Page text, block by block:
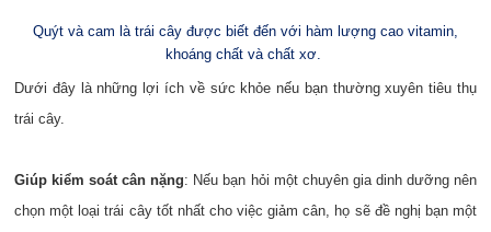
Quýt và cam là trái cây được biết đến với hàm lượng cao vitamin,
khoáng chất và chất xơ.
Dưới đây là những lợi ích về sức khỏe nếu bạn thường xuyên tiêu thụ
trái cây.
Giúp kiểm soát cân nặng: Nếu bạn hỏi một chuyên gia dinh dưỡng nên
chọn một loại trái cây tốt nhất cho việc giảm cân, họ sẽ đề nghị bạn một